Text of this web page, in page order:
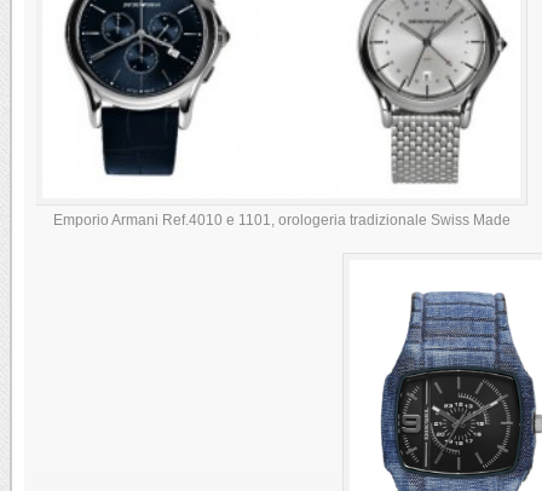
Emporio Armani Ref.4010 e 1101, orologeria tradizionale Swiss Made